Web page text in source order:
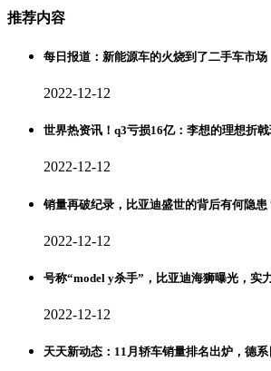
推荐内容
每日报道：新能源车的火烧到了二手车市场
2022-12-12
世界热资讯！q3亏损16亿：李想的理想折
2022-12-12
销量再破纪录，比亚迪盛世的背后有何隐患
2022-12-12
号称“model y杀手”，比亚迪海狮曝光，实
2022-12-12
天天新动态：11月轿车销量排名出炉，德